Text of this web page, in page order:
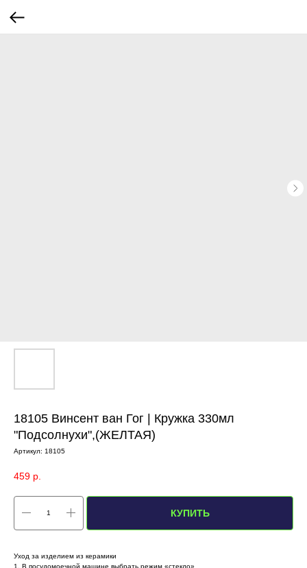
18105 Винсент ван Гог | Кружка 330мл
"Подсолнухи",(ЖЕЛТАЯ)
Артикул: 18105
459 р.
КУПИТЬ
Уход за изделием из керамики
1. В посудомоечной машине выбрать режим «стекло»